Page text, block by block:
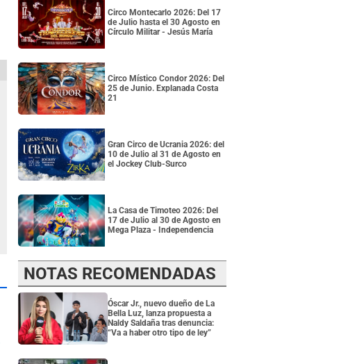
Circo Montecarlo 2026: Del 17
de Julio hasta el 30 Agosto en
Círculo Militar - Jesús María
Circo Místico Condor 2026: Del
25 de Junio. Explanada Costa
21
Gran Circo de Ucrania 2026: del
10 de Julio al 31 de Agosto en
el Jockey Club-Surco
La Casa de Timoteo 2026: Del
17 de Julio al 30 de Agosto en
Mega Plaza - Independencia
NOTAS RECOMENDADAS
Óscar Jr., nuevo dueño de La
Bella Luz, lanza propuesta a
Naldy Saldaña tras denuncia:
“Va a haber otro tipo de ley”